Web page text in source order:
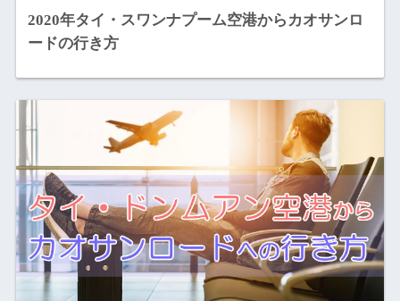
2020年タイ・スワンナプーム空港からカオサンロ
ードの行き方